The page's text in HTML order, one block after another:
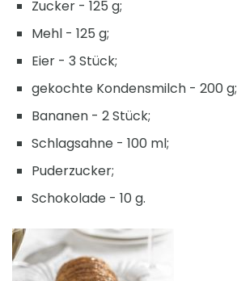
Zucker - 125 g;
Mehl - 125 g;
Eier - 3 Stück;
gekochte Kondensmilch - 200 g;
Bananen - 2 Stück;
Schlagsahne - 100 ml;
Puderzucker;
Schokolade - 10 g.